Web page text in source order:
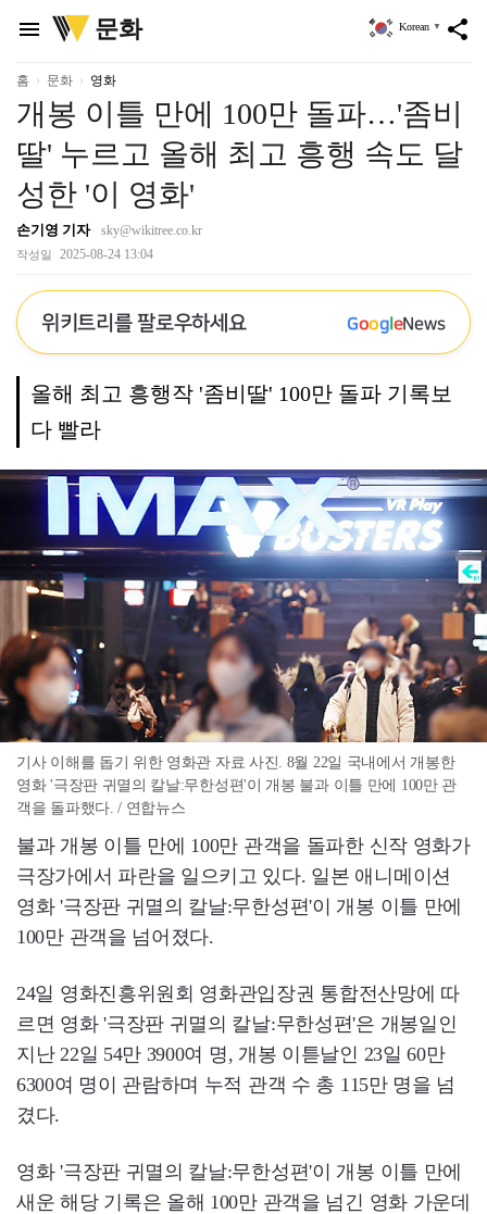
menu
위
키
리
문화 share
Korean ▼
홈 문화 영화
개봉 이틀 만에 100만 돌파…'좀비
딸' 누르고 올해 최고 흥행 속도 달
성한 '이 영화'
손기영 기자 sky@wikitree.co.kr
작성일 2025-08-24 13:04
위키트리를 팔로우하세요 GoogleNews
올해 최고 흥행작 '좀비딸' 100만 돌파 기록보
다 빨라
기사 이해를 돕기 위한 영화관 자료 사진. 8월 22일 국내에서 개봉한
영화 '극장판 귀멸의 칼날:무한성편'이 개봉 불과 이틀 만에 100만 관
객을 돌파했다. / 연합뉴스
불과 개봉 이틀 만에 100만 관객을 돌파한 신작 영화가
극장가에서 파란을 일으키고 있다. 일본 애니메이션
영화 '극장판 귀멸의 칼날:무한성편'이 개봉 이틀 만에
100만 관객을 넘어졌다.
24일 영화진흥위원회 영화관입장권 통합전산망에 따
르면 영화 '극장판 귀멸의 칼날:무한성편'은 개봉일인
지난 22일 54만 3900여 명, 개봉 이튿날인 23일 60만
6300여 명이 관람하며 누적 관객 수 총 115만 명을 넘
겼다.
영화 '극장판 귀멸의 칼날:무한성편'이 개봉 이틀 만에
새운 해당 기록은 올해 100만 관객을 넘긴 영화 가운데